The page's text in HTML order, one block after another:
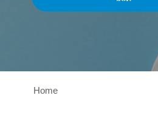
Home